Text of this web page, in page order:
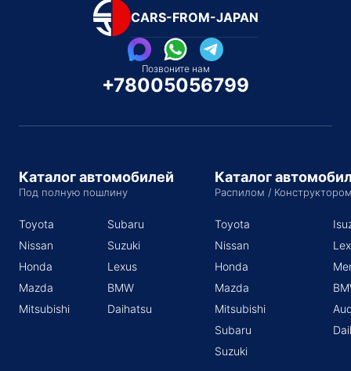
CARS-FROM-JAPAN
Позвоните нам
+78005056799
Каталог автомобилей
Под полную пошлину
Toyota
Nissan
Honda
Mazda
Mitsubishi
Subaru
Suzuki
Lexus
BMW
Daihatsu
Каталог
Распилом /
Toyota
Nissan
Honda
Mazda
Mitsubishi
Subaru
Suzuki